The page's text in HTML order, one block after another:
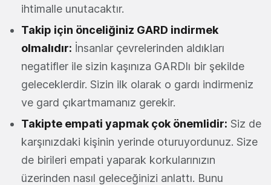
ihtimalle unutacaktır.
Takip için önceliğiniz GARD indirmek
olmalıdır: İnsanlar çevrelerinden aldıkları
negatifler ile sizin kaşınıza GARDlı bir şekilde
geleceklerdir. Sizin ilk olarak o gardı indirmeniz
ve gard çıkartmamanız gerekir.
Takipte empati yapmak çok önemlidir: Siz de
karşınızdaki kişinin yerinde oturuyordunuz. Size
de birileri empati yaparak korkularınızın
üzerinden nasıl geleceğinizi anlattı. Bunu